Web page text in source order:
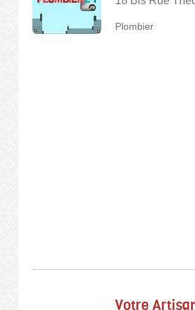
Plombier
Votre